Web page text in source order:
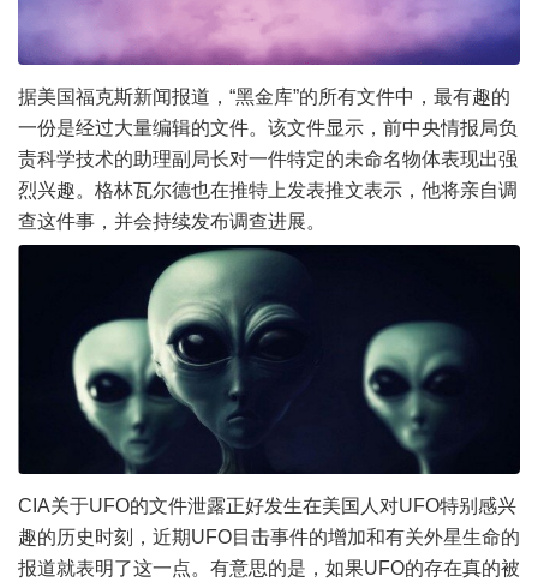
据美国福克斯新闻报道，“黑金库”的所有文件中，最有趣的
一份是经过大量编辑的文件。该文件显示，前中央情报局负
责科学技术的助理副局长对一件特定的未命名物体表现出强
烈兴趣。格林瓦尔德也在推特上发表推文表示，他将亲自调
查这件事，并会持续发布调查进展。
CIA关于UFO的文件泄露正好发生在美国人对UFO特别感兴
趣的历史时刻，近期UFO目击事件的增加和有关外星生命的
报道就表明了这一点。有意思的是，如果UFO的存在真的被